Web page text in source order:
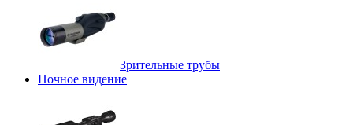
Зрительные трубы
Ночное видение